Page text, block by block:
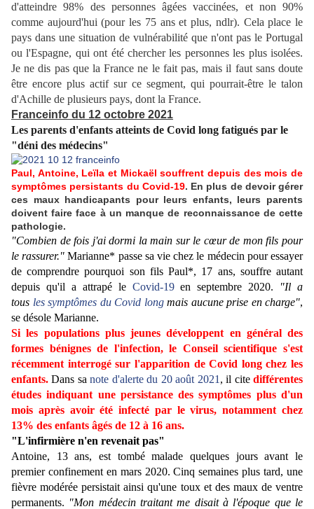
d'atteindre 98% des personnes âgées vaccinées, et non 90%
comme aujourd'hui (pour les 75 ans et plus, ndlr). Cela place le
pays dans une situation de vulnérabilité que n'ont pas le Portugal
ou l'Espagne, qui ont été chercher les personnes les plus isolées.
Je ne dis pas que la France ne le fait pas, mais il faut sans doute
être encore plus actif sur ce segment, qui pourrait-être le talon
d'Achille de plusieurs pays, dont la France.
Franceinfo du 12 octobre 2021
Les parents d'enfants atteints de Covid long fatigués par le
"déni des médecins"
Paul, Antoine, Leïla et Mickaël souffrent depuis des mois de
symptômes persistants du Covid-19. En plus de devoir gérer
ces maux handicapants pour leurs enfants, leurs parents
doivent faire face à un manque de reconnaissance de cette
pathologie.
"Combien de fois j'ai dormi la main sur le cœur de mon fils pour
le rassurer." Marianne* passe sa vie chez le médecin pour essayer
de comprendre pourquoi son fils Paul*, 17 ans, souffre autant
depuis qu'il a attrapé le Covid-19en septembre 2020.
"Il a
tous les symptômes du Covid longmais aucune prise en charge",
se désole Marianne.
Si les populations plus jeunes développent en général des
formes bénignes de l'infection, le Conseil scientifique s'est
récemment interrogé sur l'apparition de Covid long chez les
enfants. Dans sanote d'alerte du 20 août 2021 , il citedifférentes
études indiquant une persistance des symptômes plus d'un
mois après avoir été infecté par le virus, notamment chez
13% des enfants âgés de 12 à 16 ans.
"L'infirmière n'en revenait pas"
Antoine, 13 ans, est tombé malade quelques jours avant le
premier confinement en mars 2020. Cinq semaines plus tard, une
fièvre modérée persistait ainsi qu'une toux et des maux de ventre
permanents. "Mon médecin traitant me disait à l'époque que le